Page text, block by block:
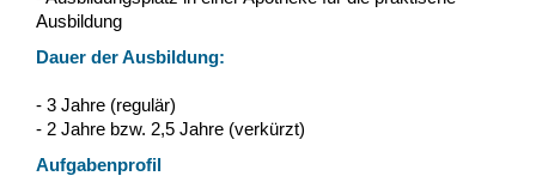
Ausbildung
Dauer der Ausbildung:
- 3 Jahre (regulär)
- 2 Jahre bzw. 2,5 Jahre (verkürzt)
Aufgabenprofil